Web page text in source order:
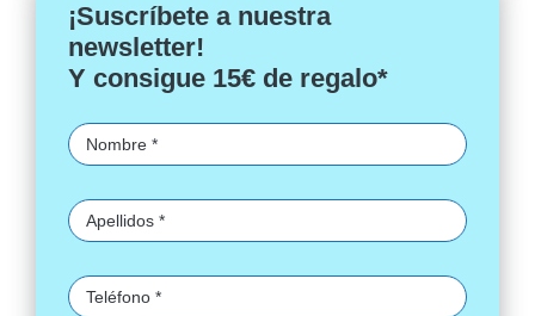
¡Suscríbete a nuestra
newsletter!
Y consigue 15€ de regalo*